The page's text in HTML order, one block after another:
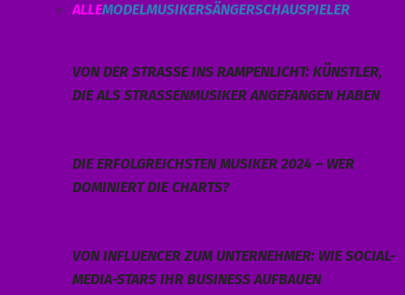
ALLEMODELMUSIKERSÄNGERSCHAUSPIELER
VON DER STRASSE INS RAMPENLICHT: KÜNSTLER, D
IE ALS STRASSENMUSIKER ANGEFANGEN HABEN
DIE ERFOLGREICHSTEN MUSIKER 2024 – WER
DOMINIERT DIE CHARTS?
VON INFLUENCER ZUM UNTERNEHMER: WIE SOCIAL-
MEDIA-STARS IHR BUSINESS AUFBAUEN